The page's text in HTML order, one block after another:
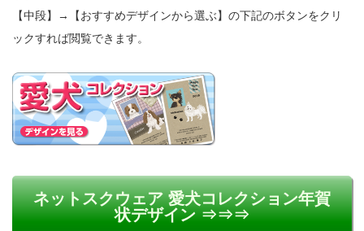
【中段】→【おすすめデザインから選ぶ】の下記のボタンをクリ
ックすれば閲覧できます。
ネットスクウェア 愛犬コレクション年賀
状デザイン ⇒⇒⇒